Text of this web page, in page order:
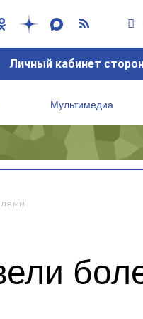
Личный кабинет
Мультимедиа